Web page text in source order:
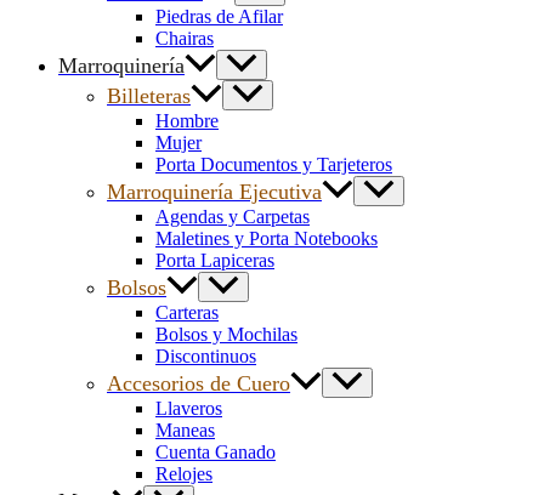
Piedras de Afilar
Chairas
Marroquinería
Billeteras
Hombre
Mujer
Porta Documentos y Tarjeteros
Marroquinería Ejecutiva
Agendas y Carpetas
Maletines y Porta Notebooks
Porta Lapiceras
Bolsos
Carteras
Bolsos y Mochilas
Discontinuos
Accesorios de Cuero
Llaveros
Maneas
Cuenta Ganado
Relojes